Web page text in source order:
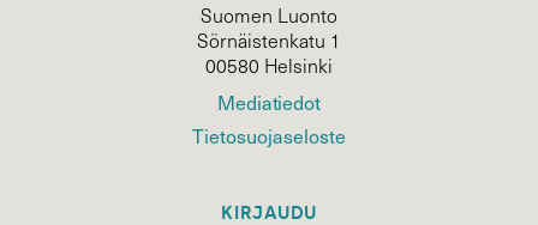
Suomen Luonto
Sörnäistenkatu 1
00580 Helsinki
Mediatiedot
Tietosuojaseloste
KIRJAUDU